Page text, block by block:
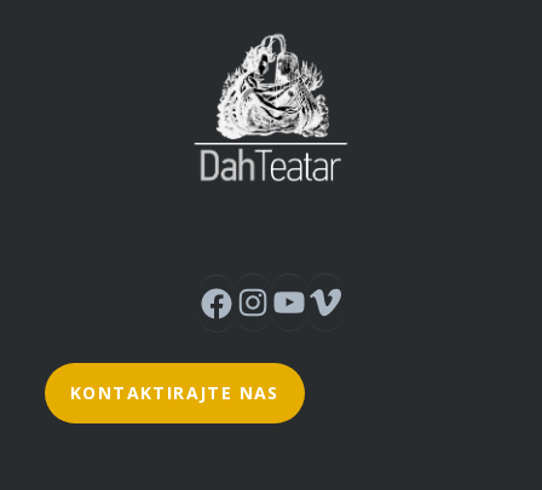
Facebook Instagram YouTube Vimeo
KONTAKTIRAJTE NAS